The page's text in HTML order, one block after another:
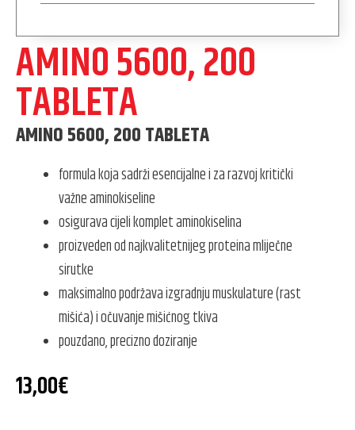
AMINO 5600, 200
TABLETA
AMINO 5600, 200 TABLETA
formula koja sadrži esencijalne i za razvoj kritički
važne aminokiseline
osigurava cijeli komplet aminokiselina
proizveden od najkvalitetnijeg proteina mliječne
sirutke
maksimalno podržava izgradnju muskulature (rast
mišića) i očuvanje mišićnog tkiva
pouzdano, precizno doziranje
13,00€